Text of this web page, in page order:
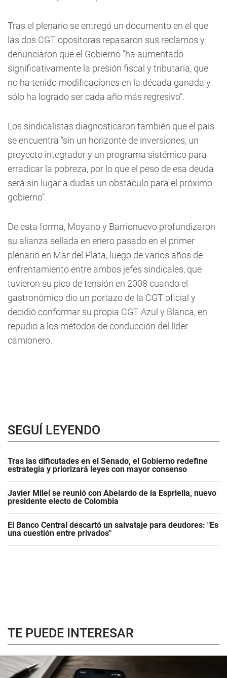
Tras el plenario se entregó un documento en el que
las dos CGT opositoras repasaron sus reclamos y
denunciaron que el Gobierno "ha aumentado
significativamente la presión fiscal y tributaria, que
no ha tenido modificaciones en la década ganada y
sólo ha logrado ser cada año más regresivo".
Los sindicalistas diagnosticaron también que el país
se encuentra "sin un horizonte de inversiones, un
proyecto integrador y un programa sistémico para
erradicar la pobreza, por lo que el peso de esa deuda
será sin lugar a dudas un obstáculo para el próximo
gobierno".
De esta forma, Moyano y Barrionuevo profundizaron
su alianza sellada en enero pasado en el primer
plenario en Mar del Plata, luego de varios años de
enfrentamiento entre ambos jefes sindicales, que
tuvieron su pico de tensión en 2008 cuando el
gastronómico dio un portazo de la CGT oficial y
decidió conformar su propia CGT Azul y Blanca, en
repudio a los métodos de conducción del líder
camionero.
SEGUÍ LEYENDO
Tras las dificutades en el Senado, el Gobierno redefine
estrategia y priorizará leyes con mayor consenso
Javier Milei se reunió con Abelardo de la Espriella, nuevo
presidente electo de Colombia
El Banco Central descartó un salvataje para deudores: "Es
una cuestión entre privados"
TE PUEDE INTERESAR